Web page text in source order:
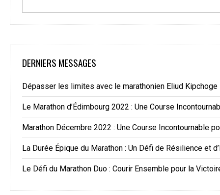
DERNIERS MESSAGES
Dépasser les limites avec le marathonien Eliud Kipchoge
Le Marathon d’Édimbourg 2022 : Une Course
Marathon Décembre 2022 : Une Course Incontournable
La Durée Épique du Marathon : Un Défi de Résilience et
Le Défi du Marathon Duo : Courir Ensemble pour la